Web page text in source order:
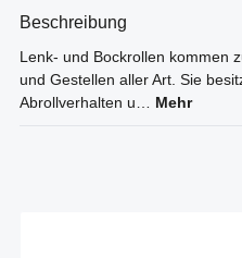
Beschreibung
Lenk- und Bockrollen kommen
und Gestellen aller Art. Sie
Abrollverhalten u… Mehr